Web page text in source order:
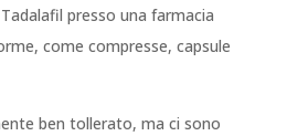
presso una farmacia
come compresse, capsule
ben tollerato, ma ci sono